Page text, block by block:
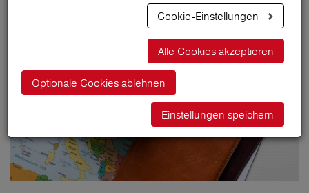
Cookie-Einstellungen
Alle Cookies akzeptieren
Optionale Cookies ablehnen
Einstellungen speichern